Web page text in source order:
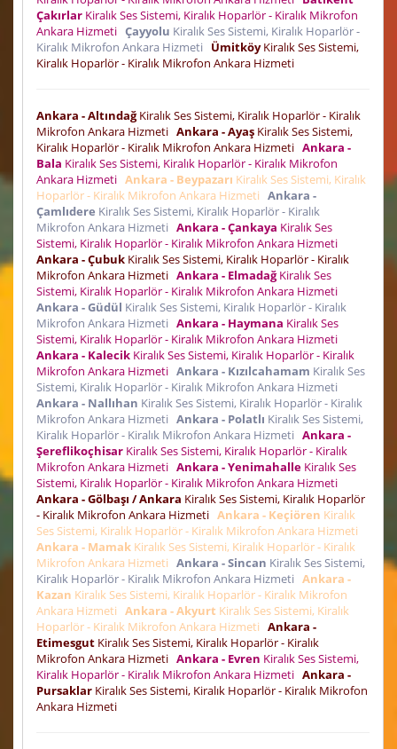
Çakırlar Kiralık Ses Sistemi, Kiralık Hoparlör - Kiralık Mikrofon
Ankara Hizmeti Çayyolu Kiralık Ses Sistemi, Kiralık Hoparlör -
Kiralık Mikrofon Ankara Hizmeti
ÜmitköyKiralık Ses Sistemi,
Kiralık Hoparlör - Kiralık Mikrofon Ankara Hizmeti
Ankara - AltındağKiralık Ses Sistemi, Kiralık Hoparlör - Kiralık
Mikrofon Ankara Hizmeti Ankara - Ayaş Kiralık Ses Sistemi,
Kiralık Hoparlör - Kiralık Mikrofon Ankara Hizmeti Ankara -
Bala Kiralık Ses Sistemi, Kiralık Hoparlör - Kiralık Mikrofon
Ankara Hizmeti Ankara - Beypazarı Kiralık Ses Sistemi, Kiralık
Hoparlör - Kiralık Mikrofon Ankara Hizmeti Ankara -
Çamlıdere Kiralık Ses Sistemi, Kiralık Hoparlör - Kiralık
Mikrofon Ankara Hizmeti Ankara - Çankaya Kiralık Ses
Sistemi, Kiralık Hoparlör - Kiralık Mikrofon Ankara Hizmeti
Ankara - Çubuk Kiralık Ses Sistemi, Kiralık Hoparlör - Kiralık
Mikrofon Ankara Hizmeti Ankara - ElmadağKiralık Ses
Sistemi, Kiralık Hoparlör - Kiralık Mikrofon Ankara Hizmeti
Ankara - Güdül Kiralık Ses Sistemi, Kiralık Hoparlör - Kiralık
Mikrofon Ankara Hizmeti Ankara - Haymana Kiralık Ses
Sistemi, Kiralık Hoparlör - Kiralık Mikrofon Ankara Hizmeti
Ankara - Kalecik Kiralık Ses Sistemi, Kiralık Hoparlör - Kiralık
Mikrofon Ankara Hizmeti Ankara - Kızılcahamam Kiralık Ses
Sistemi, Kiralık Hoparlör - Kiralık Mikrofon Ankara Hizmeti
Ankara - Nallıhan Kiralık Ses Sistemi, Kiralık Hoparlör - Kiralık
Mikrofon Ankara Hizmeti Ankara - Polatlı Kiralık Ses Sistemi,
Kiralık Hoparlör - Kiralık Mikrofon Ankara Hizmeti Ankara -
Şereflikoçhisar Kiralık Ses Sistemi, Kiralık Hoparlör - Kiralık
Mikrofon Ankara Hizmeti Ankara - Yenimahalle Kiralık Ses
Sistemi, Kiralık Hoparlör - Kiralık Mikrofon Ankara Hizmeti
Ankara - Gölbaşı / Ankara Kiralık Ses Sistemi, Kiralık Hoparlör
- Kiralık Mikrofon Ankara Hizmeti Ankara - Keçiören Kiralık
Ses Sistemi, Kiralık Hoparlör - Kiralık Mikrofon Ankara Hizmeti
Ankara - Mamak Kiralık Ses Sistemi, Kiralık Hoparlör - Kiralık
Mikrofon Ankara Hizmeti Ankara - Sincan Kiralık Ses Sistemi,
Kiralık Hoparlör - Kiralık Mikrofon Ankara Hizmeti Ankara -
Kazan Kiralık Ses Sistemi, Kiralık Hoparlör - Kiralık Mikrofon
Ankara Hizmeti Ankara - Akyurt Kiralık Ses Sistemi, Kiralık
Hoparlör - Kiralık Mikrofon Ankara Hizmeti Ankara -
Etimesgut Kiralık Ses Sistemi, Kiralık Hoparlör - Kiralık
Mikrofon Ankara Hizmeti Ankara - Evren Kiralık Ses Sistemi,
Kiralık Hoparlör - Kiralık Mikrofon Ankara Hizmeti Ankara -
Pursaklar Kiralık Ses Sistemi, Kiralık Hoparlör - Kiralık Mikrofon
Ankara Hizmeti